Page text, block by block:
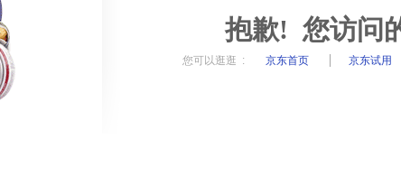
抱歉! 您访问
您可以逛逛 : 京东首页 京东试用